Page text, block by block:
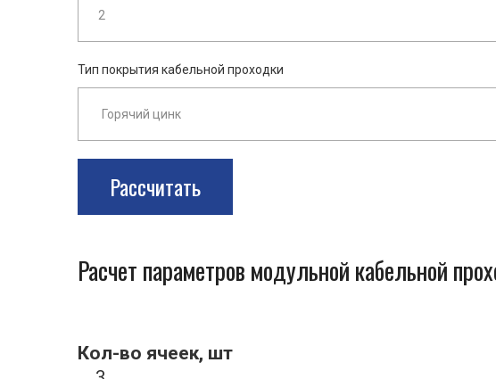
Тип покрытия кабельной проходки
Рассчитать
Расчет параметров модульной кабельной
Кол-во ячеек, шт